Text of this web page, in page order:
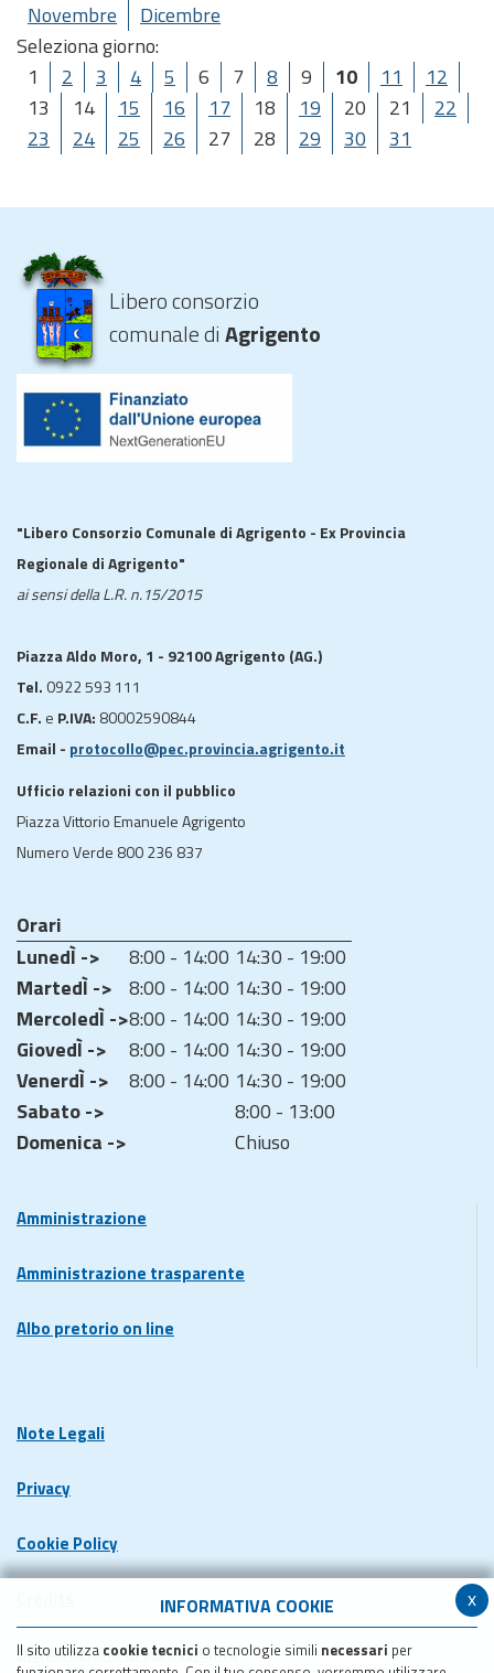
x
INFORMATIVA COOKIE
Il sito utilizza cookie tecnici o tecnologie simili necessari per
Novembre
Dicembre
Seleziona giorno:
1
2 3 4 5 6 7 8 9 10 11
12
13
14 15 16 17 18 19 20 21
22
23
24 25 26 27 28 29 30 31
Libero consorzio
comunale diAgrigento
"Libero Consorzio Comunale di Agrigento - Ex Provincia
Regionale di Agrigento"
ai sensi della L.R. n.15/2015
Piazza Aldo Moro, 1 - 92100 Agrigento (AG.)
Tel. 0922 593 111
C.F. e P.IVA: 80002590844
Email - protocollo@pec.provincia.agrigento.it
Ufficio relazioni con il pubblico
Piazza Vittorio Emanuele Agrigento
Numero Verde 800 236 837
Orari
LunedÌ ->
8:00 - 14:00 14:30 - 19:00
MartedÌ -> 8:00 - 14:00 14:30 - 19:00
MercoledÌ ->8:00 - 14:00 14:30 - 19:00
GiovedÌ ->
8:00 - 14:00 14:30 - 19:00
VenerdÌ ->
8:00 - 14:00 14:30 - 19:00
Sabato ->
8:00 - 13:00
Domenica ->
Chiuso
Amministrazione
Amministrazione trasparente
Albo pretorio on line
Note Legali
Privacy
Cookie Policy
Dichiarazione di accessibilita'